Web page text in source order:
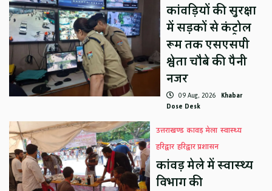
कांवड़ियों की सुरक्षा
में सड़कों से कंट्रोल
रूम तक एसएसपी
श्वेता चौबे की पैनी
नजर
09 Aug, 2026 Khabar
Dose Desk
उत्तराखण्ड कावड़ मेला स्वास्थ्य
हरिद्वार हरिद्वार प्रशासन
कांवड़ मेले में स्वास्थ्य
विभाग की